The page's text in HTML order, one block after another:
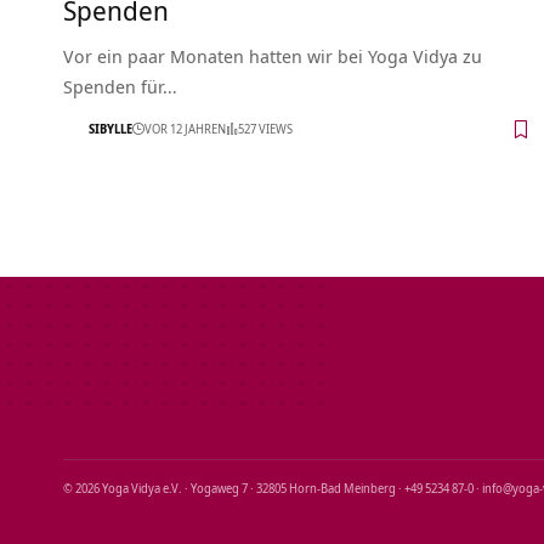
Spenden
Vor ein paar Monaten hatten wir bei Yoga Vidya zu
Spenden für…
SIBYLLE VOR 12 JAHREN 527 VIEWS
© 2026 Yoga Vidya e.V. · Yogaweg 7 · 32805 Horn‑Bad Meinberg · +49 5234 87‑0 ·